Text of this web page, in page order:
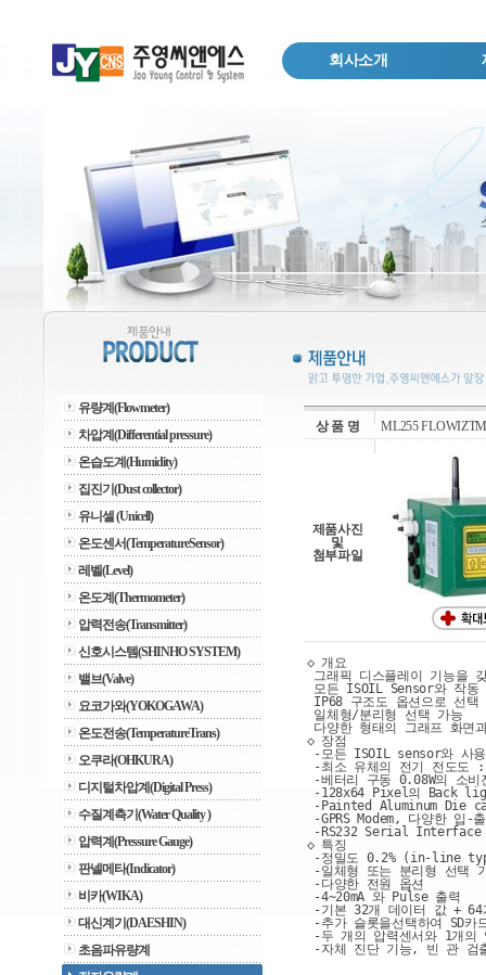
회사소개
유량계(Flowmeter)
차압계(Differential pressure)
온습도계(Humidity)
집진기(Dust collector)
유니셀 (Unicell)
온도센서(TemperatureSensor)
레벨(Level)
온도계(Thermometer)
압력전송(Transmitter)
신호시스템(SHINHO SYSTEM)
밸브(Valve)
요코가와(YOKOGAWA)
온도전송(TemperatureTrans)
오쿠라(OHKURA)
디지털차압계(Digital Press)
수질계측기(Water Quality )
압력계(Pressure Gauge)
판넬메타(Indicator)
비카(WIKA)
대신계기(DAESHIN)
초음파유량계
상 품 명 ML255
제품사진
및
첨부파일
◇ 개요
그래픽 디스플레이 기능을
모든 ISOIL Sensor와 작동
IP68 구조도 옵션으로 선택
일체형/분리형 선택 가능
다양한 형태의 그래프 화면
◇ 장점
-모든 ISOIL sensor와 사
-최소 유체의 전기 전도도
-베터리 구동 0.08W의 소비
-128x64 Pixel의 Back
-Painted Aluminum Die
-GPRS Modem, 다양한 입-
-RS232 Serial Interface
◇ 특징
-정밀도 0.2% (in-line
-일체형 또는 분리형 선택
-다양한 전원 옵션
-4~20mA 와 Pulse 출력
-기본 32개 데이터 값 + 64
-추가 슬롯을선택하여 SD카
-두 개의 압력센서와 1개
-자체 진단 기능, 빈 관 검